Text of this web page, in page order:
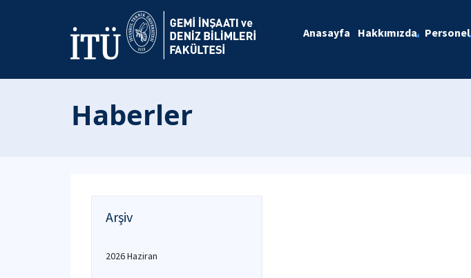
Anasayfa Hakkımızda Personel
Haberler
Arşiv
2026 Haziran